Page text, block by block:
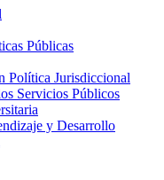
Públicas
Política Jurisdiccional
Servicios Públicos
y Desarrollo